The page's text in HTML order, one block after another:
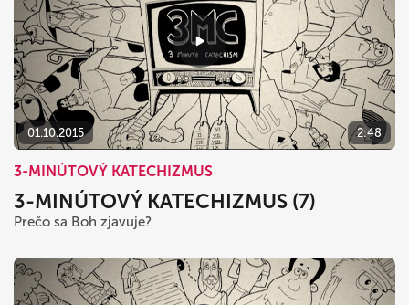
01.10.2015 2:48
3-MINÚTOVÝ KATECHIZMUS
3-MINÚTOVÝ KATECHIZMUS (7)
Prečo sa Boh zjavuje?